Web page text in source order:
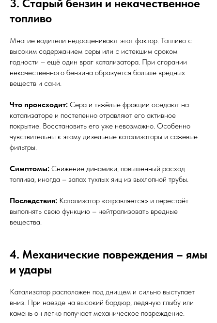
3. Старый бензин и некачественное
топливо
Многие водители недооценивают этот фактор. Топливо с
высоким содержанием серы или с истекшим сроком
годности – ещё один враг катализатора. При сгорании
некачественного бензина образуется больше вредных
веществ и сажи.
Что происходит: Сера и тяжёлые фракции оседают на
катализаторе и постепенно отравляют его активное
покрытие. Восстановить его уже невозможно. Особенно
чувствительны к этому дизельные катализаторы и сажевые
фильтры.
Симптомы: Снижение динамики, повышенный расход
топлива, иногда – запах тухлых яиц из выхлопной трубы.
Последствия: Катализатор «отравляется» и перестаёт
выполнять свою функцию – нейтрализовать вредные
вещества.
4. Механические повреждения – ямы
и удары
Катализатор расположен под днищем и сильно выступает
вниз. При наезде на высокий бордюр, ледяную глыбу или
камень он легко получает механическое повреждение.